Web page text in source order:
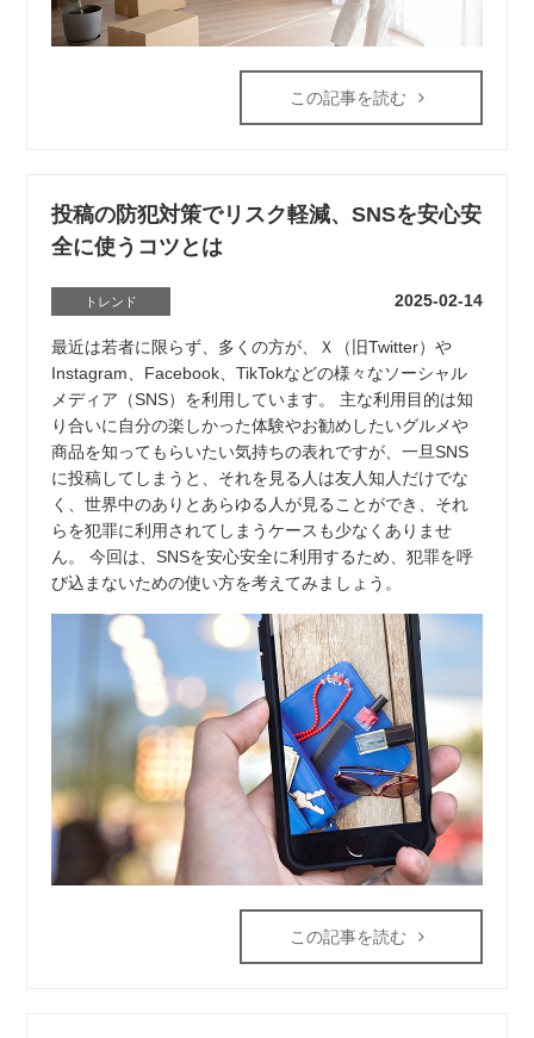
この記事を読む
投稿の防犯対策でリスク軽減、SNSを安心安
全に使うコツとは
トレンド 2025-02-14
最近は若者に限らず、多くの方が、Ｘ（旧Twitter）や
Instagram、Facebook、TikTokなどの様々なソーシャル
メディア（SNS）を利用しています。 主な利用目的は知
り合いに自分の楽しかった体験やお勧めしたいグルメや
商品を知ってもらいたい気持ちの表れですが、一旦SNS
に投稿してしまうと、それを見る人は友人知人だけでな
く、世界中のありとあらゆる人が見ることができ、それ
らを犯罪に利用されてしまうケースも少なくありませ
ん。 今回は、SNSを安心安全に利用するため、犯罪を呼
び込まないための使い方を考えてみましょう。
この記事を読む